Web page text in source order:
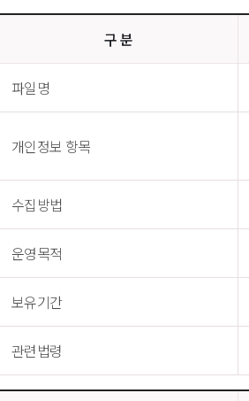
구 분
파일명
개인정보 항목
수집방법
운영목적
보유기간
관련법령